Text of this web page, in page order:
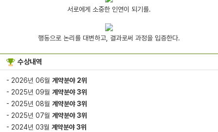
서로에게 소중한 인연이 되기를.
행동으로 논리를 대변하고, 결과로써 과정을 입증한다.
수상내역
- 2026년 06월계약분야 2위
- 2025년 09월계약분야 3위
- 2025년 08월계약분야 3위
- 2025년 07월계약분야 3위
- 2024년 03월계약분야 3위